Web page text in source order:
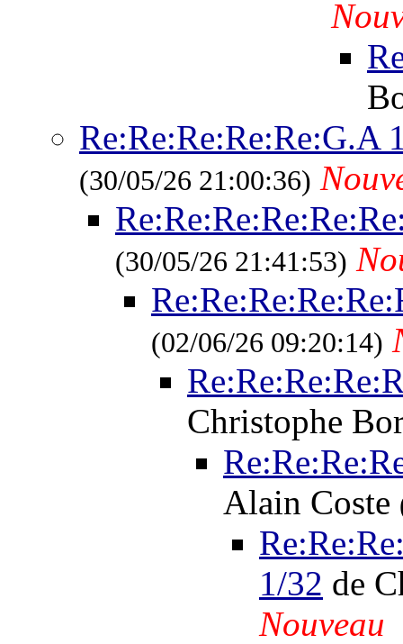
Re:Re:Re:Re:Re:G.A
(30/05/26 21:00:36)
(30/05/26 21:41:53)
(02/06/26 09:20:14)
Christophe
Alain Coste
1/32 de
Nouveau